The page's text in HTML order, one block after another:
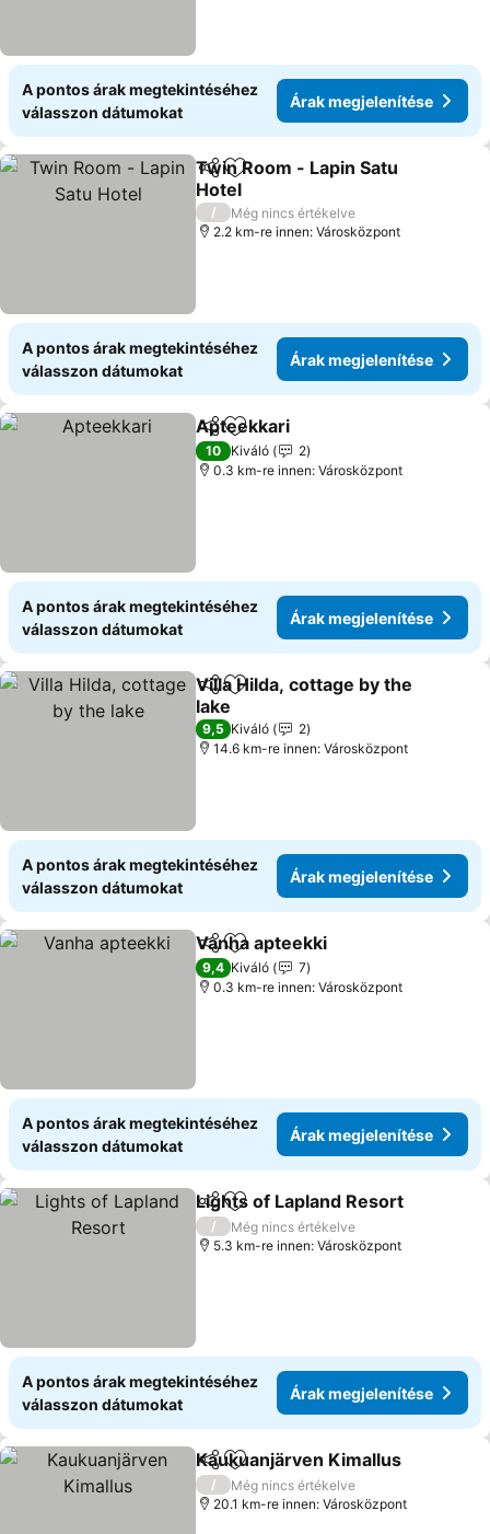
A pontos árak megtekintéséhez
válasszon dátumokat
Árak megjelenítése
Megosztás
Hozzáadás a kedvencekhez
Twin Room - Lapin Satu
Hotel
/
Még nincs értékelve
2.2 km-re innen: Városközpont
A pontos árak megtekintéséhez
válasszon dátumokat
Árak megjelenítése
Megosztás
Hozzáadás a kedvencekhez
Apteekkari
10 Kiváló
2
0.3 km-re innen: Városközpont
A pontos árak megtekintéséhez
válasszon dátumokat
Árak megjelenítése
Megosztás
Hozzáadás a kedvencekhez
Villa Hilda, cottage by the
lake
9,5 Kiváló
2
14.6 km-re innen: Városközpont
A pontos árak megtekintéséhez
válasszon dátumokat
Árak megjelenítése
Megosztás
Hozzáadás a kedvencekhez
Vanha apteekki
9,4 Kiváló
7
0.3 km-re innen: Városközpont
A pontos árak megtekintéséhez
válasszon dátumokat
Árak megjelenítése
Megosztás
Hozzáadás a kedvencekhez
Lights of Lapland Resort
/
Még nincs értékelve
5.3 km-re innen: Városközpont
A pontos árak megtekintéséhez
válasszon dátumokat
Árak megjelenítése
Megosztás
Hozzáadás a kedvencekhez
Kaukuanjärven Kimallus
/
Még nincs értékelve
20.1 km-re innen: Városközpont